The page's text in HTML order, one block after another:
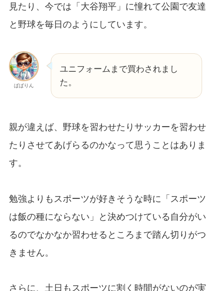
見たり、今では「大谷翔平」に憧れて公園で友達
と野球を毎日のようにしています。
ぱぱりん
ユニフォームまで買わされまし
た。
親が違えば、野球を習わせたりサッカーを習わせ
たりさせてあげらるのかなって思うことはありま
す。
勉強よりもスポーツが好きそうな時に「スポーツ
は飯の種にならない」と決めつけている自分がい
るのでなかなか習わせるところまで踏ん切りがつ
きません。
さらに、土日もスポーツに割く時間がないのが実